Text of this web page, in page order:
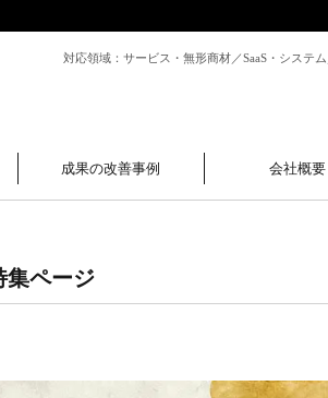
対応領域：サービス・無形商材／SaaS・シス
成果の改善事例 会社概要
集ページ